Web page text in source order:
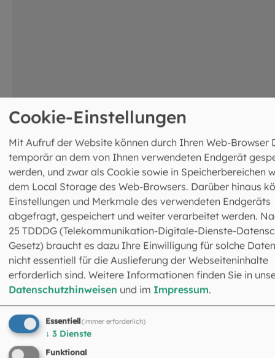
Gottesdienste in Ihrer Muttersprache
Die Welt rückt immer enger zusammen und auch unser
Erzbistum wird internationaler. Menschen aus vielen
verschiedenen Ländern leben hier ihre...
© Robert Kiderle / EOM
Cookie-Einstellungen
Mit Aufruf der Website können durch Ihren Web-Browser
temporär an dem von Ihnen verwendeten Endgerät
werden, und zwar als Cookie sowie in Speicherbereichen
dem Local Storage des Web-Browsers. Darüber hinaus
Einstellungen und Merkmale des verwendeten Endgeräts
abgefragt, gespeichert und weiter verarbeitet werden.
25 TDDDG (Telekommunikation-Digitale-Dienste-
Gesetz) braucht es dazu Ihre Einwilligung für solche
nicht essentiell für die Auslieferung der Webseiteninhalte
erforderlich sind. Weitere Informationen finden Sie in
Datenschutzhinweisen und im Impressum.
Essentiell(immer erforderlich)
↓ 3 Dienste
Funktional